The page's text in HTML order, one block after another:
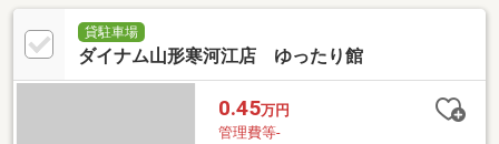
貸駐車場
ダイナム山形寒河江店 ゆったり館
0.45万円
管理費等-